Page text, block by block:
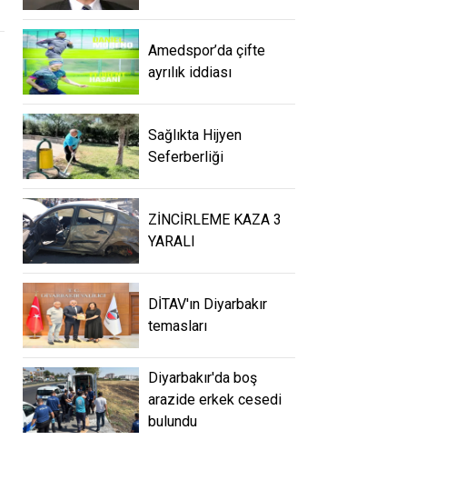
Amedspor’da çifte
ayrılık iddiası
Sağlıkta Hijyen
Seferberliği
ZİNCİRLEME KAZA 3
YARALI
DİTAV'ın Diyarbakır
temasları
Diyarbakır'da boş
arazide erkek cesedi
bulundu